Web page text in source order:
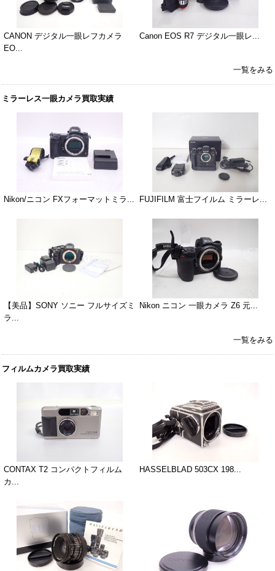
CANON デジタル一眼レフカメラ
EO...
Canon EOS R7 デジタル一眼レ...
一覧をみる
ミラーレス一眼カメラ買取実績
Nikon/ニコン FXフォーマットミラ... FUJIFILM 富士フイルム ミラーレ...
【美品】SONY ソニー フルサイズミ
ラ...
Nikon ニコン 一眼カメラ Z6 元...
一覧をみる
フィルムカメラ買取実績
CONTAX T2 コンパクトフィルム
カ...
HASSELBLAD 503CX 198...